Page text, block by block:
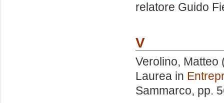
relatore Guido
V
Verolino, Matteo
Laurea in
Sammarco, pp.